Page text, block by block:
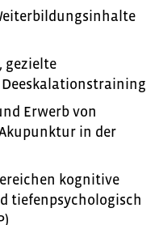
gezielte
Erwerb von
in der
kognitive
tiefenpsychologisch